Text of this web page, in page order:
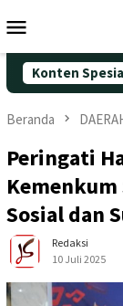
ke
Mobile
Konten
dengan Aksi
Beranda
Peringati
Sosial dan
Redaksi
10 Juli 2025